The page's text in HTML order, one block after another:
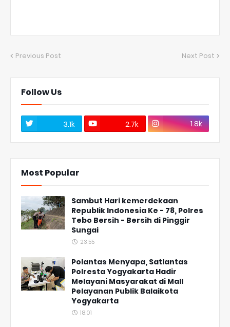
Previous Post Next Post
Follow Us
3.1k 2.7k 1.8k
Most Popular
Sambut Hari kemerdekaan
Republik Indonesia Ke - 78, Polres
Tebo Bersih - Bersih di Pinggir
Sungai
23:55
Polantas Menyapa, Satlantas
Polresta Yogyakarta Hadir
Melayani Masyarakat di Mall
Pelayanan Publik Balaikota
Yogyakarta
18:01